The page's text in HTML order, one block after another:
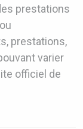
prestations
prestations,
varier
officiel de